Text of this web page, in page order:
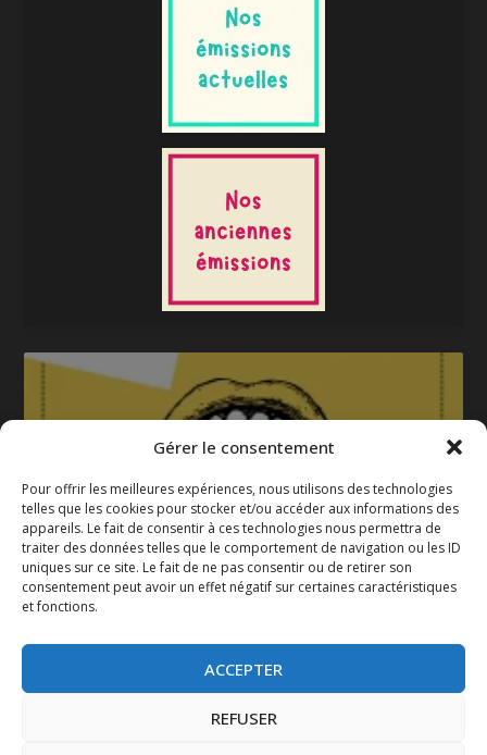
Gérer le consentement
Pour offrir les meilleures expériences, nous utilisons des technologies
telles que les cookies pour stocker et/ou accéder aux informations des
appareils. Le fait de consentir à ces technologies nous permettra de
traiter des données telles que le comportement de navigation ou les ID
uniques sur ce site. Le fait de ne pas consentir ou de retirer son
consentement peut avoir un effet négatif sur certaines caractéristiques
et fonctions.
ACCEPTER
REFUSER
La gazette 2025-2026